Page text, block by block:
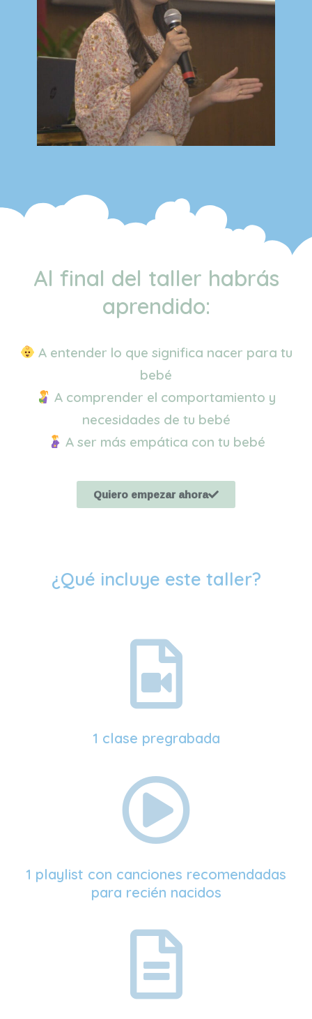
Al final del taller habrás
aprendido:
A entender lo que significa nacer para tu
bebé
A comprender el comportamiento y
necesidades de tu bebé
A ser más empática con tu bebé
Quiero empezar ahora
¿Qué incluye este taller?
1 clase pregrabada
1 playlist con canciones recomendadas
para recién nacidos